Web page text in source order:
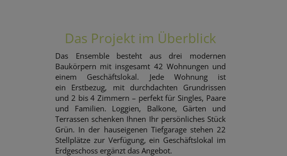
Das Projekt im Überblick
Das Ensemble besteht aus drei modernen
Baukörpern mit insgesamt 42 Wohnungen und
einem Geschäftslokal. Jede Wohnung ist
ein Erstbezug, mit durchdachten Grundrissen
und 2 bis 4 Zimmern – perfekt für Singles, Paare
und Familien. Loggien, Balkone, Gärten und
Terrassen schenken Ihnen Ihr persönliches Stück
Grün. In der hauseigenen Tiefgarage stehen 22
Stellplätze zur Verfügung, ein Geschäftslokal im
Erdgeschoss ergänzt das Angebot.